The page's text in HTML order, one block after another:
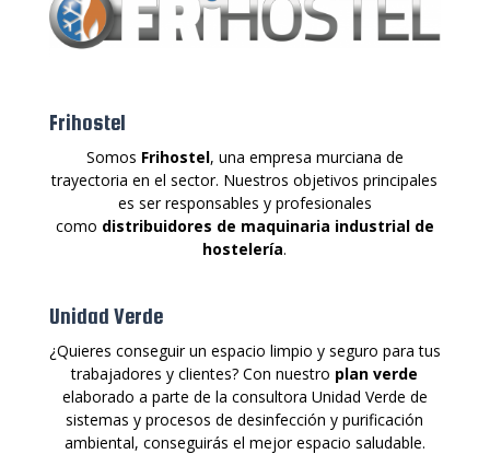
Frihostel
Somos Frihostel, una empresa murciana de
trayectoria en el sector. Nuestros objetivos principales
es ser responsables y profesionales
como distribuidores de maquinaria industrial de
hostelería.
Unidad Verde
¿Quieres conseguir un espacio limpio y seguro para tus
trabajadores y clientes? Con nuestro plan verde
elaborado a parte de la consultora Unidad Verde de
sistemas y procesos de desinfección y purificación
ambiental, conseguirás el mejor espacio saludable.